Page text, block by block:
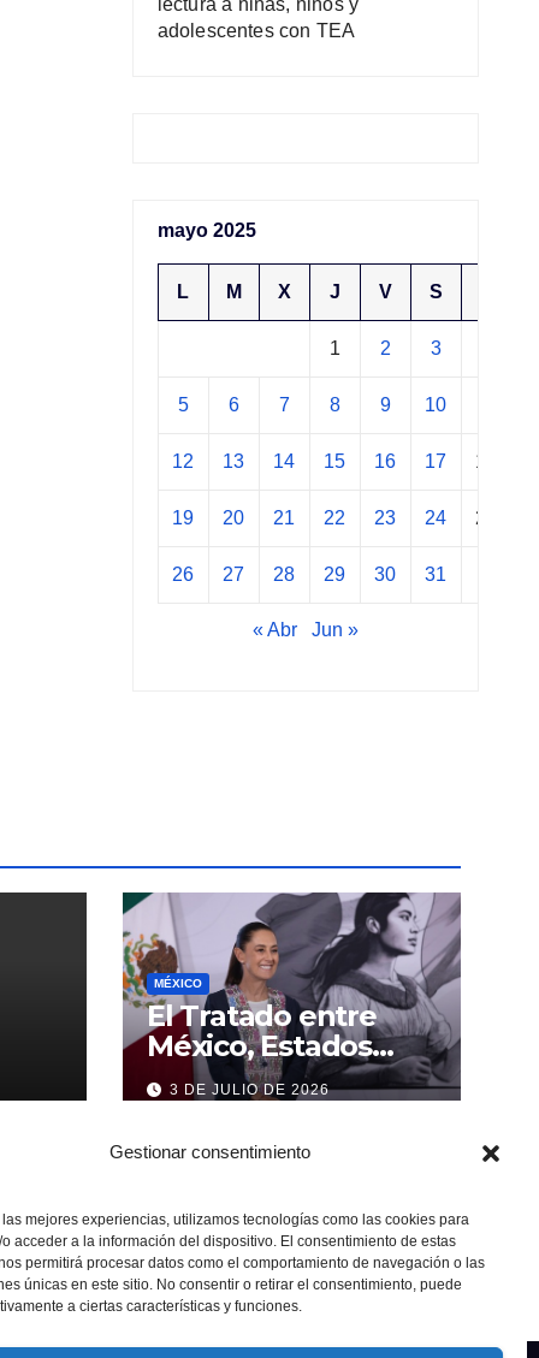
Gestionar consentimiento
las mejores experiencias, utilizamos tecnologías como las cookies para
acceder a la información del dispositivo. El consentimiento de estas
permitirá procesar datos como el comportamiento de navegación o las
únicas en este sitio. No consentir o retirar el consentimiento, puede
a ciertas características y funciones.
lectura a niñas, niños y
adolescentes con TEA
mayo 2025
L M X J V S
1 2 3
5 6 7 8 9 10
12 13 14 15 16 17 18
19 20 21 22 23 24 25
26 27 28 29 30 31
« Abr Jun »
MÉXICO
El Tratado entre
México, Estados
Unidos y Canadá (T-
MEC) se mantiene
hasta el 2036:
Presidenta Claudia
3 DE JULIO DE 2026